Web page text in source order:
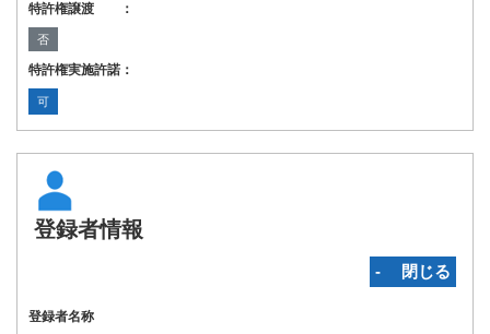
特許権譲渡 ：
否
特許権実施許諾：
可
登録者情報
‐ 閉じる
登録者名称